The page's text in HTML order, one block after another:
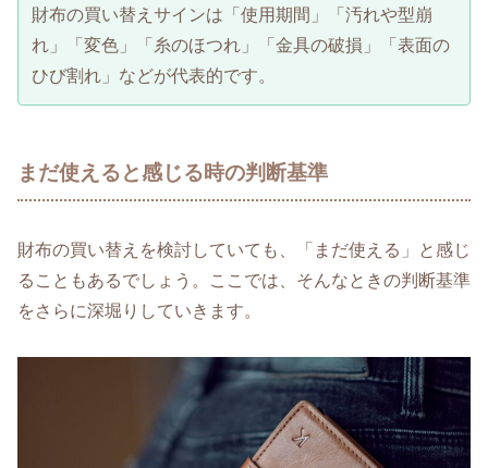
財布の買い替えサインは「使用期間」「汚れや型崩
れ」「変色」「糸のほつれ」「金具の破損」「表面の
ひび割れ」などが代表的です。
まだ使えると感じる時の判断基準
財布の買い替えを検討していても、「まだ使える」と感じ
ることもあるでしょう。ここでは、そんなときの判断基準
をさらに深堀りしていきます。